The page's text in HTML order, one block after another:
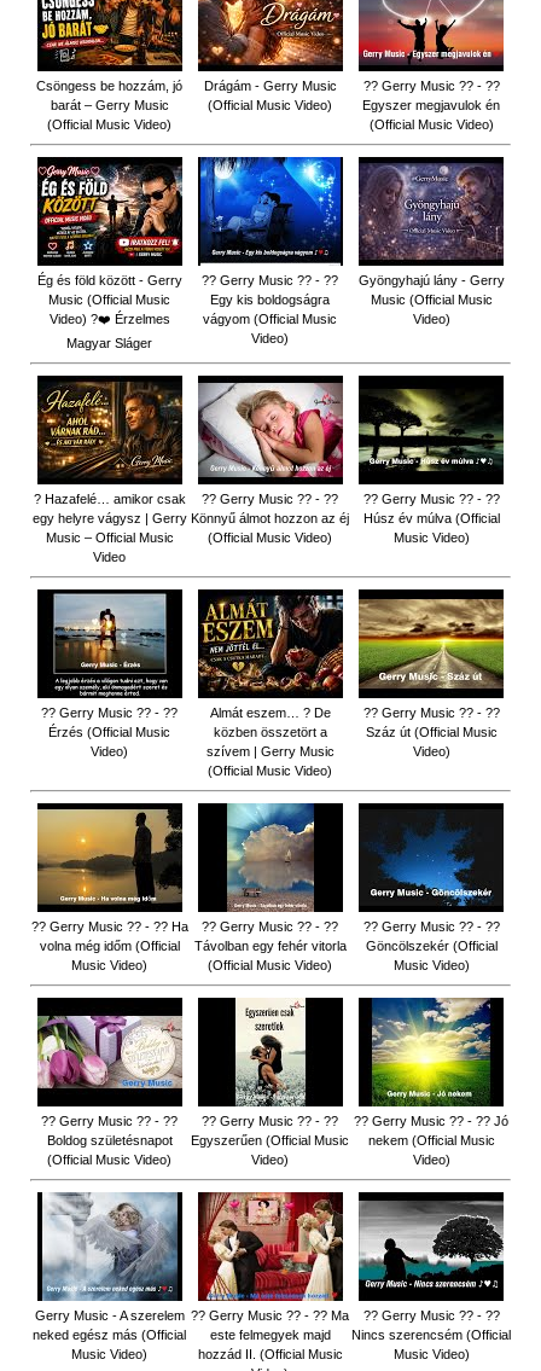
Csöngess be hozzám, jó
barát – Gerry Music
(Official Music Video)
Drágám - Gerry Music
(Official Music Video)
?? Gerry Music ?? - ??
Egyszer megjavulok én
(Official Music Video)
Ég és föld között - Gerry
Music (Official Music
Video) ?❤️ Érzelmes
Magyar Sláger
?? Gerry Music ?? - ??
Egy kis boldogságra
vágyom (Official Music
Video)
Gyöngyhajú lány - Gerry
Music (Official Music
Video)
? Hazafelé… amikor csak
egy helyre vágysz | Gerry
Music – Official Music
Video
?? Gerry Music ?? - ??
Könnyű álmot hozzon az éj
(Official Music Video)
?? Gerry Music ?? - ??
Húsz év múlva (Official
Music Video)
?? Gerry Music ?? - ??
Érzés (Official Music
Video)
Almát eszem… ? De
közben összetört a
szívem | Gerry Music
(Official Music Video)
?? Gerry Music ?? - ??
Száz út (Official Music
Video)
?? Gerry Music ?? - ?? Ha
volna még időm (Official
Music Video)
?? Gerry Music ?? - ??
Távolban egy fehér vitorla
(Official Music Video)
?? Gerry Music ?? - ??
Göncölszekér (Official
Music Video)
?? Gerry Music ?? - ??
Boldog születésnapot
(Official Music Video)
?? Gerry Music ?? - ??
Egyszerűen (Official Music
Video)
?? Gerry Music ?? - ?? Jó
nekem (Official Music
Video)
Gerry Music - A szerelem
neked egész más (Official
Music Video)
?? Gerry Music ?? - ?? Ma
este felmegyek majd
hozzád II. (Official Music
?? Gerry Music ?? - ??
Nincs szerencsém (Official
Music Video)